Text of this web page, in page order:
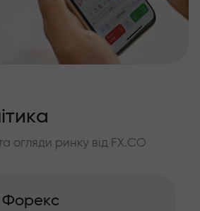
огляди ринку від FX.CO
Форекс